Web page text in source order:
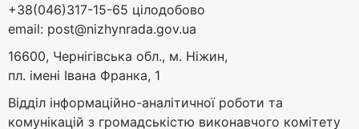
+38(046)317-15-65 цілодобово
email: post@nizhynrada.gov.ua
16600, Чернігівська обл., м. Ніжин,
пл. імені Івана Франка, 1
Відділ інформаційно-аналітичної роботи та
комунікацій з громадськістю виконавчого комітету